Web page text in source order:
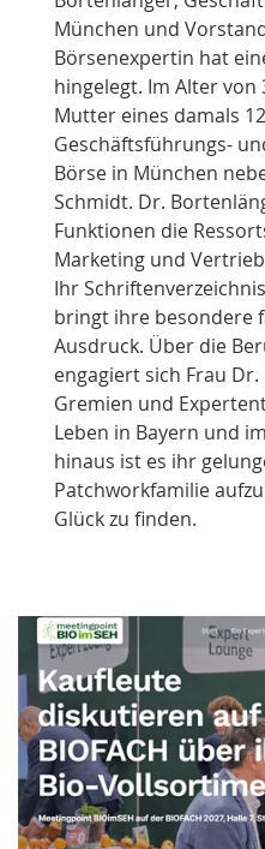
München und
Börsenexpertin hat
hingelegt. Im Alter von
Mutter eines damals
Geschäftsführungs-
Börse in München
Schmidt. Dr.
Funktionen die
Marketing und
Ihr
bringt ihre besondere
Ausdruck. Über die
engagiert sich Frau
Gremien und
Leben in Bayern und
hinaus ist es ihr
Patchworkfamilie
Glück zu finden.